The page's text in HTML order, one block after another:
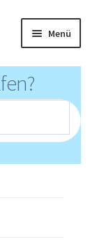
Menü